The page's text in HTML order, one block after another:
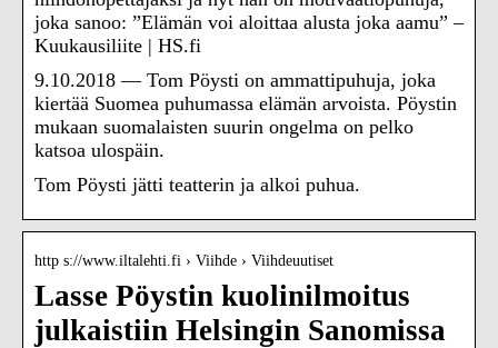
joka sanoo: ”Elämän voi aloittaa alusta joka aamu” –
Kuukausiliite | HS.fi
9.10.2018 — Tom Pöysti on ammattipuhuja, joka
kiertää Suomea puhumassa elämän arvoista. Pöystin
mukaan suomalaisten suurin ongelma on pelko
katsoa ulospäin.
Tom Pöysti jätti teatterin ja alkoi puhua.
http s://www.iltalehti.fi › Viihde › Viihdeuutiset
Lasse Pöystin kuolinilmoitus
julkaistiin Helsingin Sanomissa